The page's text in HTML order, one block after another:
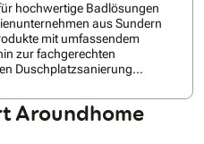
hochwertige Badlösungen
aus Sundern
mit umfassendem
zur fachgerechten
Duschplatzsanierung
Der
und Entsorgung des
Aroundhome